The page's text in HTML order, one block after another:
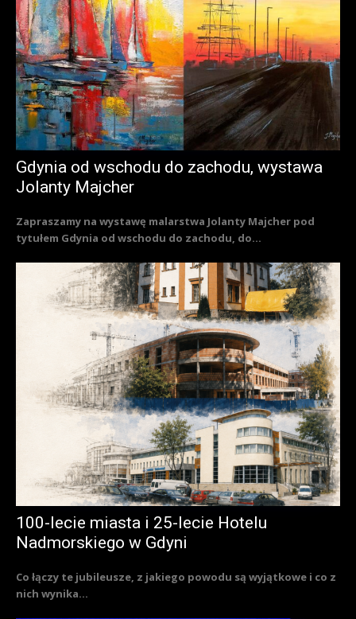
Gdynia od wschodu do zachodu, wystawa
Jolanty Majcher
Zapraszamy na wystawę malarstwa Jolanty Majcher pod
tytułem Gdynia od wschodu do zachodu, do...
100-lecie miasta i 25-lecie Hotelu
Nadmorskiego w Gdyni
Co łączy te jubileusze, z jakiego powodu są wyjątkowe i co z
nich wynika...